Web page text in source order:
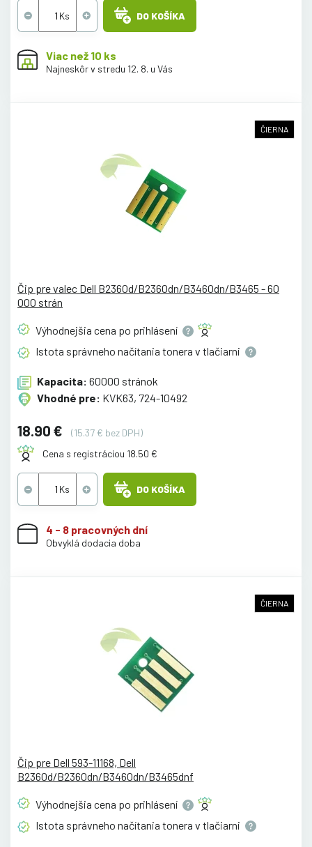
DO KOŠÍKA
Viac než 10 ks
Najneskôr v stredu 12. 8. u Vás
ČIERNA
Čip pre valec Dell B2360d/B2360dn/B3460dn/B3465 - 60
000 strán
Výhodnejšia cena po prihlásení
Istota správneho načítania tonera v tlačiarni
Kapacita: 60000 stránok
Vhodné pre: KVK63, 724-10492
18.90 €
(15.37 € bez DPH)
Cena s registráciou 18.50 €
DO KOŠÍKA
4 - 8 pracovných dní
Obvyklá dodacia doba
ČIERNA
Čip pre Dell 593-11168, Dell
B2360d/B2360dn/B3460dn/B3465dnf
Výhodnejšia cena po prihlásení
Istota správneho načítania tonera v tlačiarni